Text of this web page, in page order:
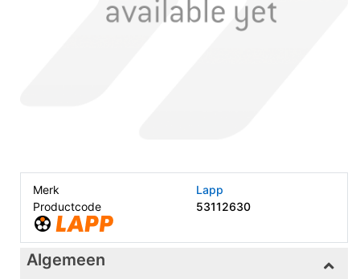
Merk
Lapp
Productcode
53112630
Algemeen